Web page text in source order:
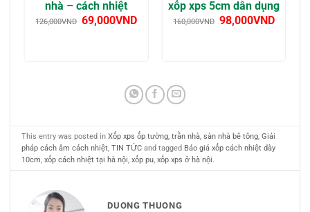
nhà – cách nhiệt
126,000VND 69,000VND
xốp xps 5cm dân dụng
160,000VND 98,000VND
This entry was posted inXốp xps ốp tường, trần nhà, sàn nhà bê tông,Giải
pháp cách âm cách nhiệt,TIN TỨC and tagged Báo giá xốp cách nhiệt dày
10cm,xốp cách nhiệt tại hà nội,xốp pu,xốp xps ở hà nội.
DUONG THUONG